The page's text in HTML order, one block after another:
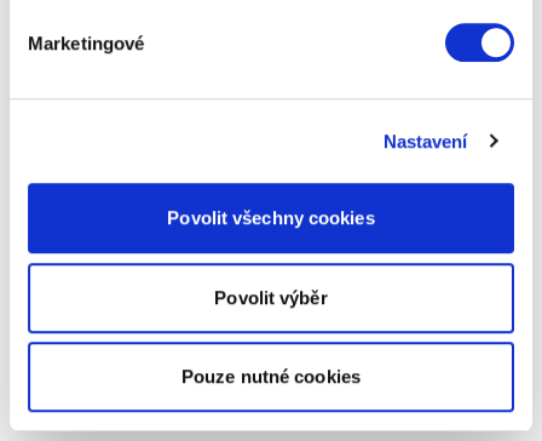
Marketingové
Nastavení
Povolit všechny cookies
Povolit výběr
Pouze nutné cookies